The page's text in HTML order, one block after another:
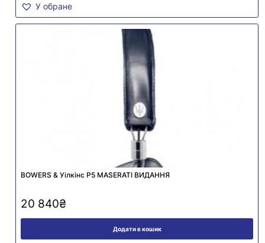
У обране
BOWERS & Уілкінс Р5 MASERATI ВИДАННЯ
20 840₴
Додати в кошик